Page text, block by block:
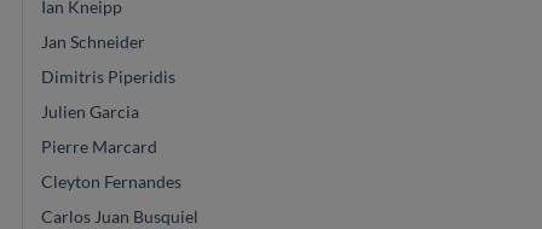
Ian Kneipp
Jan Schneider
Dimitris Piperidis
Julien Garcia
Pierre Marcard
Cleyton Fernandes
Carlos Juan Busquiel